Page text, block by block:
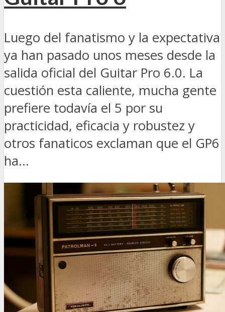
Luego del fanatismo y la expectativa
ya han pasado unos meses desde la
salida oficial del Guitar Pro 6.0. La
cuestión esta caliente, mucha gente
prefiere todavía el 5 por su
practicidad, eficacia y robustez y
otros fanaticos exclaman que el GP6
ha...